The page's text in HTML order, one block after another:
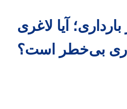
آیا لاغری
بی‌خطر است؟